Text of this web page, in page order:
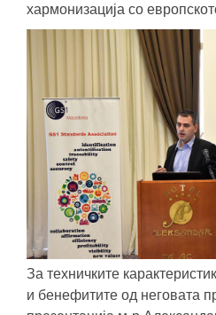
хармонизација со
За техничките
и бенефитите од неговата